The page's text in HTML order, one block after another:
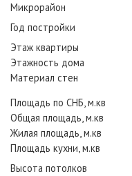
Микрорайон
Год постройки
Этаж квартиры
Этажность дома
Материал стен
Площадь по СНБ, м.кв
Общая площадь, м.кв
Жилая площадь, м.кв
Площадь кухни, м.кв
Высота потолков